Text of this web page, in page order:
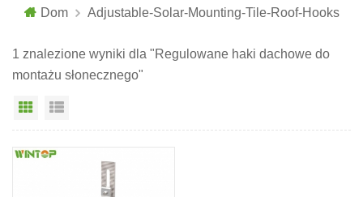
Dom Adjustable-Solar-Mounting-Tile-Roof-Hooks
1 znalezione wyniki dla "Regulowane haki dachowe do
montażu słonecznego"
Widok siatki